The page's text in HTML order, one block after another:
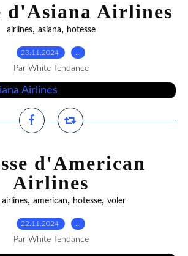
d'Asiana Airlines
airlines, asiana, hotesse
23.11.2024
Par White Tendance
d'American
Airlines
airlines, american, hotesse, voler
22.11.2024
Par White Tendance